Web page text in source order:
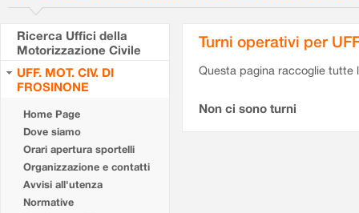
Ricerca Uffici della
Motorizzazione Civile
UFF. MOT. CIV. DI
FROSINONE
Home Page
Dove siamo
Orari apertura sportelli
Organizzazione e contatti
Avvisi all'utenza
Normative
Turni operativi per
Questa pagina raccoglie tutte
Non ci sono turni